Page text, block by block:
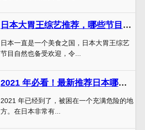
日本大胃王综艺推荐，哪些节目值得一看？
日本一直是一个美食之国，日本大胃王综艺
节目自然也备受欢迎，令...
2021 年必看！最新推荐日本哪些综艺节目最好看？快来一起探索吧
2021 年已经到了，被困在一个充满危险的地
方。在日本非常有...